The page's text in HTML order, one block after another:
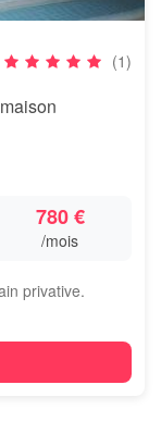
(1)
780 €
/mois
privative.